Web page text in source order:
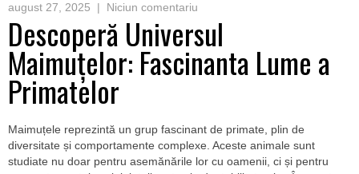
august 27, 2025 | Niciun comentariu
Descoperă Universul
Maimuțelor: Fascinanta Lume a
Primatelor
Maimuțele reprezintă un grup fascinant de primate, plin de
diversitate și comportamente complexe. Aceste animale sunt
studiate nu doar pentru asemănările lor cu oamenii, ci și pentru